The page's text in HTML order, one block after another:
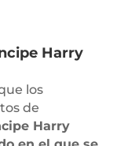
Harry
los
de
Harry